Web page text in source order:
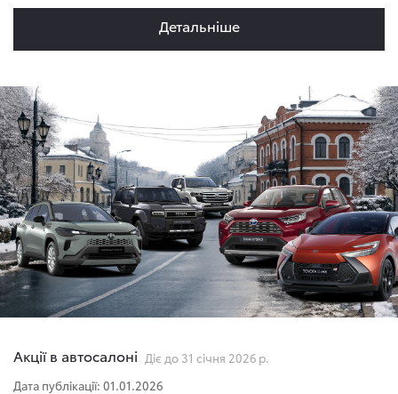
Детальнiше
Акції в автосалоні Діє до 31 січня 2026 р.
Дата публікації: 01.01.2026